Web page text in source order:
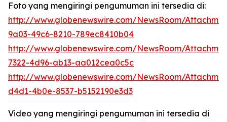
Foto yang mengiringi pengumuman ini tersedia di:
http://www.globenewswire.com/NewsRoom/
9a03-49c6-8210-789ec8410b04
http://www.globenewswire.com/NewsRoom/
7322-4d96-ab13-aa012cea0c5c
http://www.globenewswire.com/NewsRoom/
d4d1-4b0e-8537-b5152190e3d3
Video yang mengiringi pengumuman ini tersedia di